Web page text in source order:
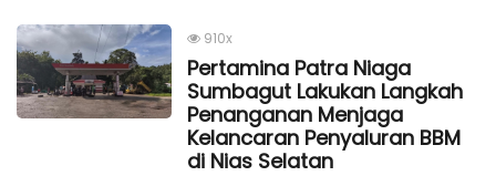
910x
Pertamina Patra Niaga
Sumbagut Lakukan Langkah
Penanganan Menjaga
Kelancaran Penyaluran BBM
di Nias Selatan